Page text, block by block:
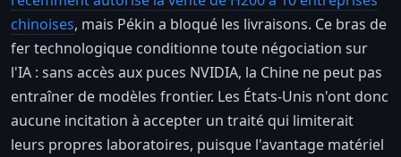
chinoises, mais Pékin a bloqué les livraisons. Ce bras de
fer technologique conditionne toute négociation sur
l'IA : sans accès aux puces NVIDIA, la Chine ne peut pas
entraîner de modèles frontier. Les États-Unis n'ont donc
aucune incitation à accepter un traité qui limiterait
leurs propres laboratoires, puisque l'avantage matériel